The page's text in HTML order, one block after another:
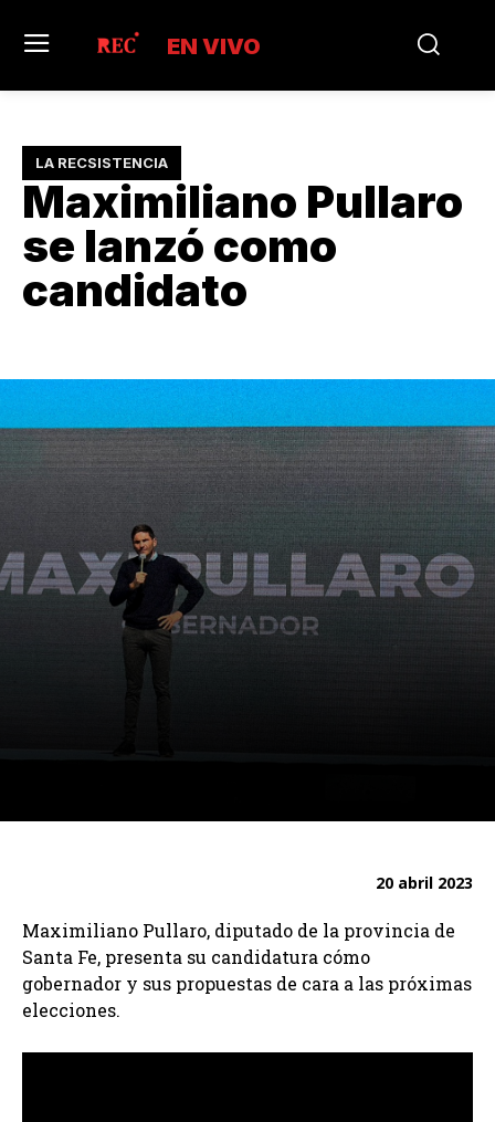
EN VIVO
LA RECSISTENCIA
Maximiliano Pullaro
se lanzó como
candidato
20 abril 2023
Maximiliano Pullaro, diputado de la provincia de
Santa Fe, presenta su candidatura cómo
gobernador y sus propuestas de cara a las próximas
elecciones.